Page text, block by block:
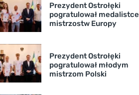
Prezydent Ostrołęki
pogratulował medalistce
mistrzostw Europy
Prezydent Ostrołęki
pogratulował młodym
mistrzom Polski